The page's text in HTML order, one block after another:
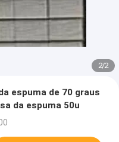
2/2
espuma de 70 graus
da espuma 50u